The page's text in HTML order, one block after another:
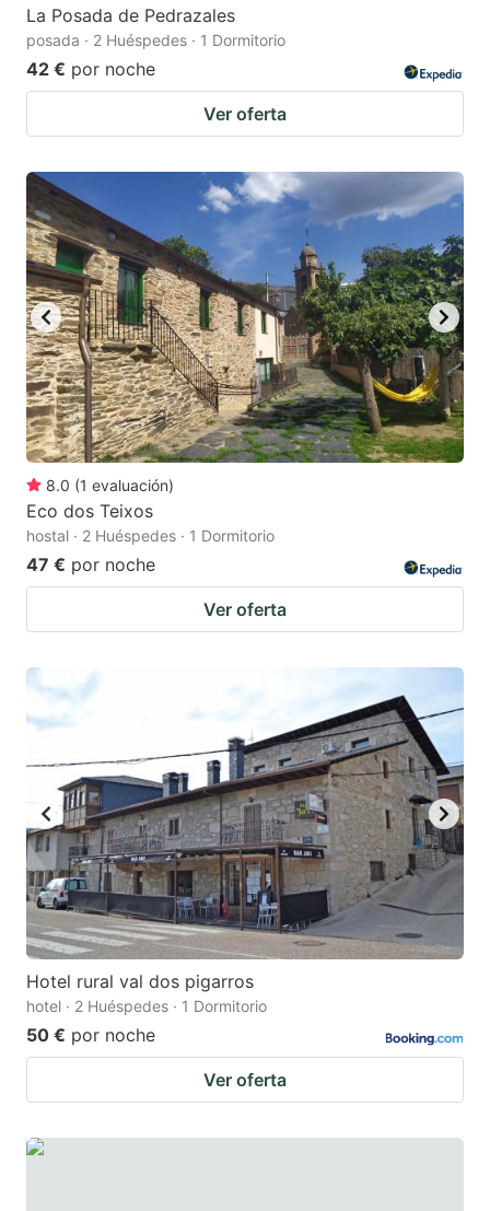
La Posada de Pedrazales
posada · 2 Huéspedes · 1 Dormitorio
42 € por noche
Ver oferta
8.0 (1 evaluación)
Eco dos Teixos
hostal · 2 Huéspedes · 1 Dormitorio
47 € por noche
Ver oferta
Hotel rural val dos pigarros
hotel · 2 Huéspedes · 1 Dormitorio
50 € por noche
Ver oferta